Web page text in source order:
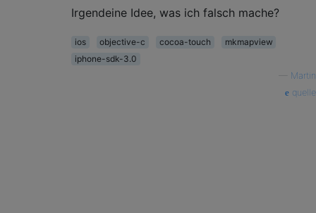
Irgendeine Idee, was ich falsch mache?
ios objective-c cocoa-touch
mkmapview
iphone-sdk-3.0
Martin
quelle